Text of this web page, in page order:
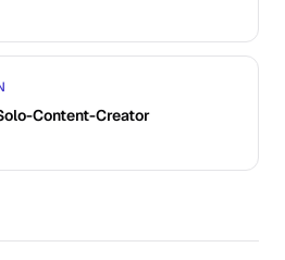
Content-Creator